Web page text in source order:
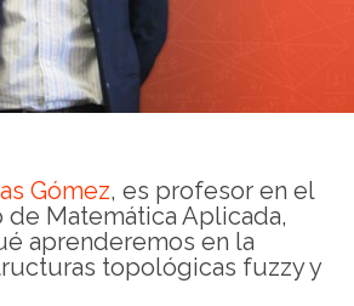
Gómez, es profesor en el
Matemática Aplicada,
aprenderemos en la
topológicas fuzzy y